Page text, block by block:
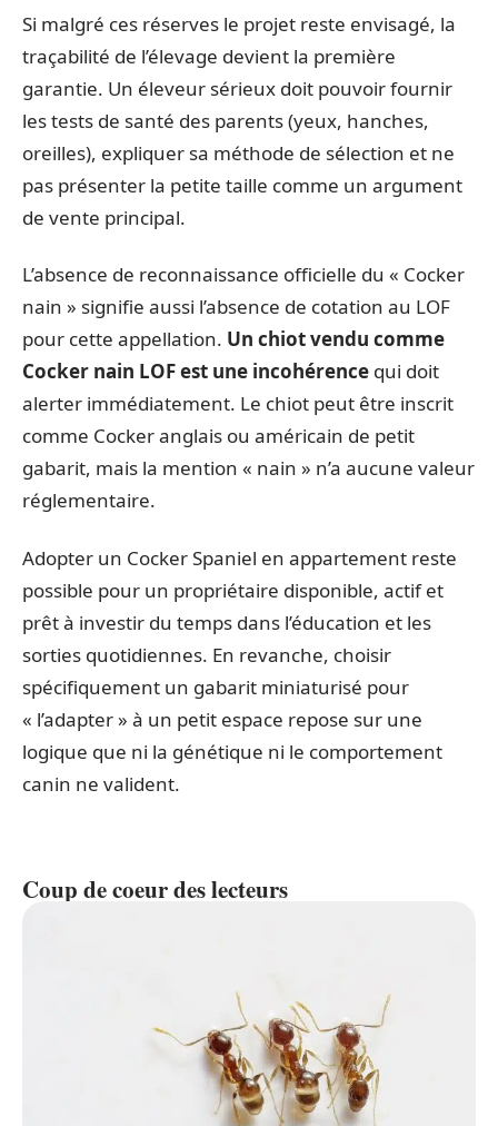
Si malgré ces réserves le projet reste envisagé, la
traçabilité de l’élevage devient la première
garantie. Un éleveur sérieux doit pouvoir fournir
les tests de santé des parents (yeux, hanches,
oreilles), expliquer sa méthode de sélection et ne
pas présenter la petite taille comme un argument
de vente principal.
L’absence de reconnaissance officielle du « Cocker
nain » signifie aussi l’absence de cotation au LOF
pour cette appellation. Un chiot vendu comme
Cocker nain LOF est une incohérence qui doit
alerter immédiatement. Le chiot peut être inscrit
comme Cocker anglais ou américain de petit
gabarit, mais la mention « nain » n’a aucune valeur
réglementaire.
Adopter un Cocker Spaniel en appartement reste
possible pour un propriétaire disponible, actif et
prêt à investir du temps dans l’éducation et les
sorties quotidiennes. En revanche, choisir
spécifiquement un gabarit miniaturisé pour
« l’adapter » à un petit espace repose sur une
logique que ni la génétique ni le comportement
canin ne valident.
Coup de coeur des lecteurs